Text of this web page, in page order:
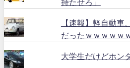
持たせろ」
【速報】軽自動車
だったｗｗｗｗｗ
大学生だけどホン